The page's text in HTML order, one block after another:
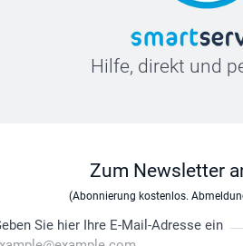
Hilfe, direkt und
Zum Newsletter
(Abonnierung kostenlos.
Sie hier Ihre E-Mail-Adresse ein